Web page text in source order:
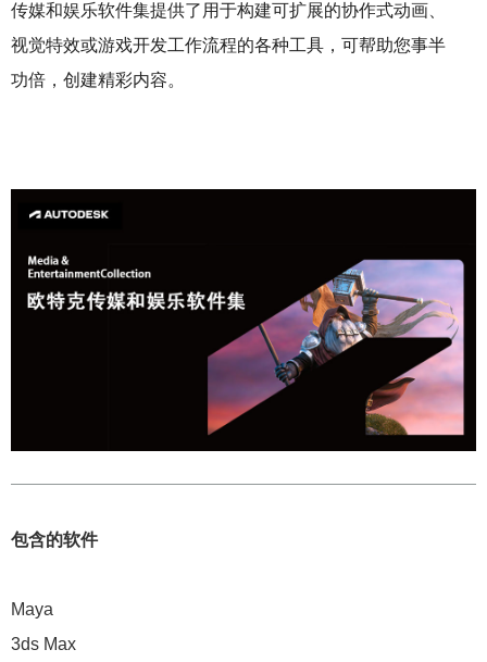
传媒和娱乐软件集提供了用于构建可扩展的协作式动画、
视觉特效或游戏开发工作流程的各种工具，可帮助您事半
功倍，创建精彩内容。
包含的软件
Maya
3ds Max